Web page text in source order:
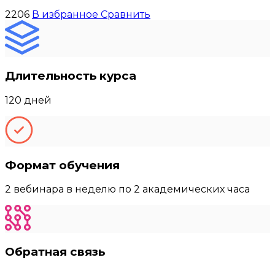
2206 В избранное Сравнить
Длительность курса
120 дней
Формат обучения
2 вебинара в неделю по 2 академических часа
Обратная связь